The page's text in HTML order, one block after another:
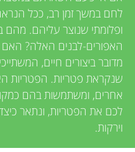
n
g
M
e
w
e
r
s
לחם במשך זמן רב, ככל
ופלומתי שנוצר עליהם. מהם
האפורים-לבנים האלה? האם
מדובר ביצורים חיים,
שנקראת פטריות. הפטריות
אחרים, ומשתמשות בהם
לכם את הפטריות, ונתאר
וירקות.